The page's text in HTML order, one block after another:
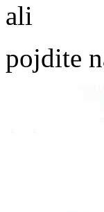
ali
pojdite